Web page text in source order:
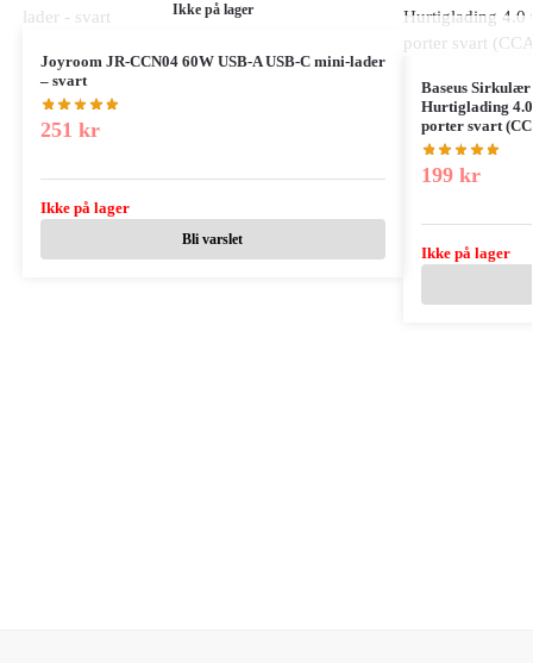
Ikke på lager
Joyroom JR-CCN04 60W USB-A USB-C mini-lader
– svart
251 kr
Ikke på lager
Bli varslet
Baseus Sirkulær
Hurtiglading 4.0
porter svart
199 kr
Ikke på lager